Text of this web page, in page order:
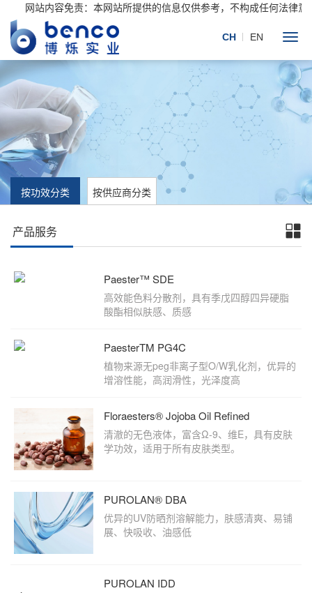
网站内容免责：本网站所提供的信息仅供参考，不构成任何法律
CH EN
按功效分类 按供应商分类
产品服务
Paester™ SDE
高效能色料分散剂，具有季戊四醇四异硬脂
酸酯相似肤感、质感
PaesterTM PG4C
植物来源无peg非离子型O/W乳化剂，优异的
增溶性能，高润滑性，光泽度高
Floraesters® Jojoba Oil Refined
清澈的无色液体，富含Ω-9、维E，具有皮肤
学功效，适用于所有皮肤类型。
PUROLAN® DBA
优异的UV防晒剂溶解能力，肤感清爽、易铺
展、快吸收、油感低
PUROLAN IDD